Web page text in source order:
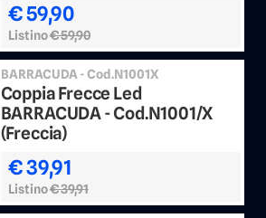
€ 59,90
Listino€ 59,90
BARRACUDA - Cod.N1001X
Coppia Frecce Led
BARRACUDA - Cod.N1001/X
(Freccia)
€ 39,91
Listino€ 39,91